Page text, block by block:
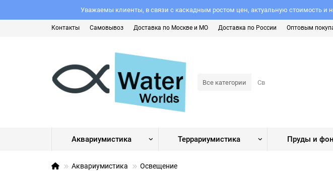
Уважаемы клиенты, в связи с каскадным ростом цен, актуальную стоимость и
Контакты Самовывоз Доставка по Москве и МО Доставка по России Оптовым
Все категории
Аквариумистика Террариумистика Пруды и
Аквариумистика Освещение